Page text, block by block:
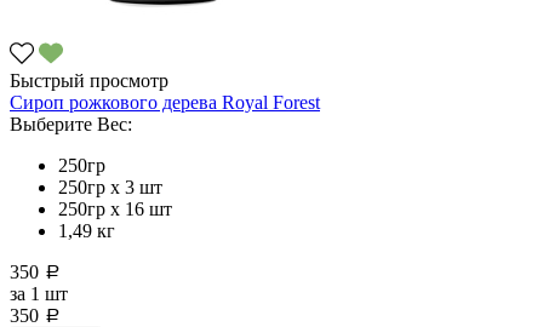
Быстрый просмотр
Сироп рожкового дерева Royal Forest
Выберите Вес:
250гр
250гр х 3 шт
250гр х 16 шт
1,49 кг
350 a
за 1 шт
350 a